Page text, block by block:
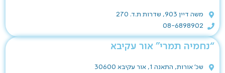
משה דיין 903, שדרות ת.ד. 270
08-6898902
“נחמיה תמרי” אור עקיבא
שכ' אורות, התאנה 1, אור עקיבא 30600